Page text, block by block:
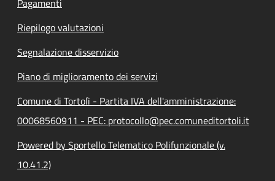
Riepilogo valutazioni
Segnalazione disservizio
Piano di miglioramento dei servizi
Comune di Tortolì - Partita IVA dell'amministrazione:
00068560911 - PEC: protocollo@pec.comuneditortoli.it
Powered by Sportello Telematico Polifunzionale (v.
10.41.2)